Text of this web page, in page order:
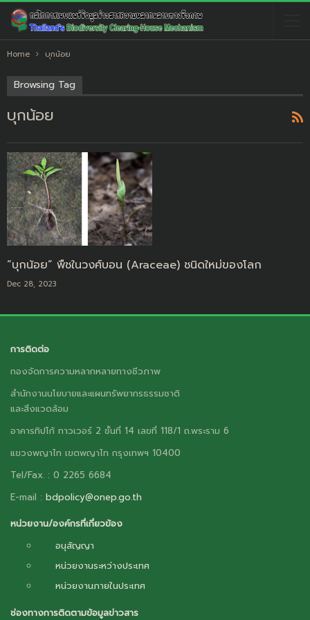
Home บุกน้อย
Browsing Tag
บุกน้อย
“บุกน้อย” พืชในวงศ์บอน (Araceae) ชนิดใหม่ของโลก
Dec 28, 2023
การติดต่อ
กองจัดการความหลากหลายทางชีวภาพ
สำนักงานนโยบายและแผนทรัพยากรธรรมชาติ
และสิ่งแวดล้อม
อาคารทิปโก้ ทาวเวอร์ 2 ชั้นที่ 14 เลขที่ 118/1 ถ.พระราม 6
แขวงพญาไท เขตพญาไท กรุงเทพฯ 10400
Tel/Fax. : 0 2265 6684
E-mail : bdpolicy@onep.go.th
หน่วยงาน/องค์กรที่เกี่ยวข้อง
อนุสัญญา
หน่วยงานระหว่างประเทศ
หน่วยงานภายในประเทศ
ช่องทางการติดตามข้อมูลข่าวสาร